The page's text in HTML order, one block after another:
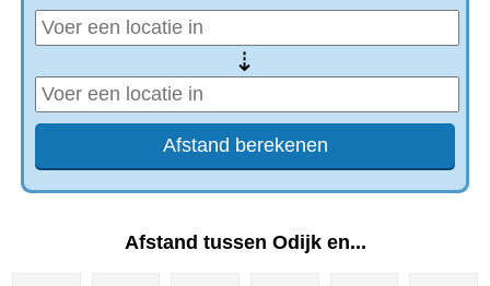
⇢
Afstand tussen Odijk en...